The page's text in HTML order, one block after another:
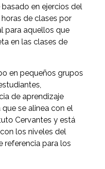
en ejercios del
de clases por
para aquellos que
en las clases de
en pequeños grupos
de aprendizaje
se alinea con el
Cervantes y está
los niveles del
referencia para los